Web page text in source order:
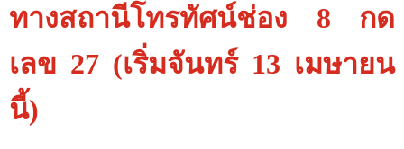
ทางสถานีโทรทัศน์ช่อง 8 กด
เลข 27 (เริ่มจันทร์ 13 เมษายน
นี้)